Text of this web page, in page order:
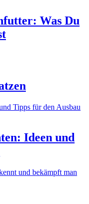
Was Du
Ideen und